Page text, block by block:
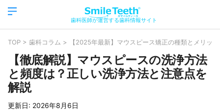
歯科医師が運営する歯科情報サイト
TOP > 歯科コラム > 【2025年最新】マウスピース矯正の種類とメリッ
【徹底解説】マウスピースの洗浄方法
と頻度は？正しい洗浄方法と注意点を
解説
更新日: 2026年8月6日